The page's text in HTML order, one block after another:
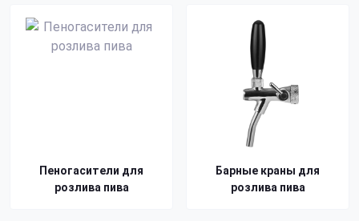
Пеногасители для
розлива пива
Барные краны для
розлива пива